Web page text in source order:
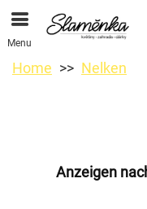
Menu
Home Nelken
Anzeigen